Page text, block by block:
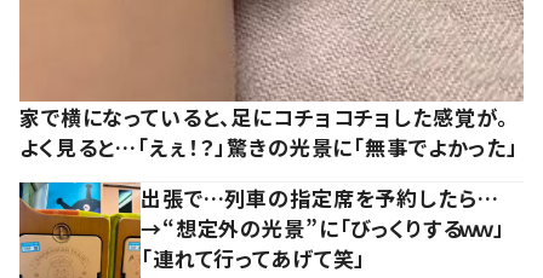
家で横になっていると、足にコチョコチョした感覚が。
よく見ると…「えぇ！？」驚きの光景に「無事でよかった」
出張で…列車の指定席を予約したら…
→“想定外の光景”に「びっくりするｗｗ」
「連れて行ってあげて笑」